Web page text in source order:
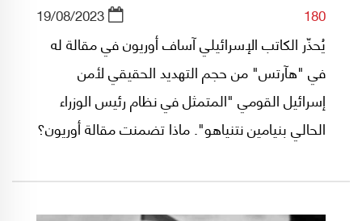
180
19/08/2023
يُحذّر الكاتب الإسرائيلي آساف أوريون في مقالة له
في "هآرتس" من حجم التهديد الحقيقي لأمن
إسرائيل القومي "المتمثل في نظام رئيس الوزراء
الحالي بنيامين نتنياهو". ماذا تضمنت مقالة أوريون؟